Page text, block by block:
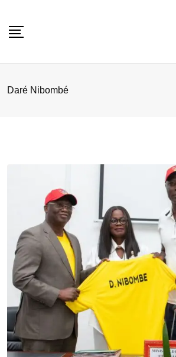
Daré Nibombé